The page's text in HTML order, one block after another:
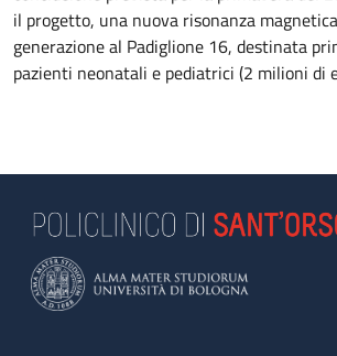
il progetto, una nuova risonanza
generazione al Padiglione 16, destinata
pazienti neonatali e pediatrici (2 milioni di